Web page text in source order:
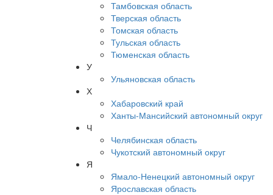
Тамбовская область
Тверская область
Томская область
Тульская область
Тюменская область
У
Ульяновская область
Х
Хабаровский край
Ханты-Мансийский автономный округ
Ч
Челябинская область
Чукотский автономный округ
Я
Ямало-Ненецкий автономный округ
Ярославская область